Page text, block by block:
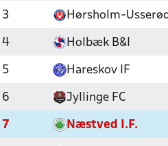
3 Hørsholm-
4 Holbæk B&I
5 Hareskov IF
6 Jyllinge FC
7 Næstved I.F.